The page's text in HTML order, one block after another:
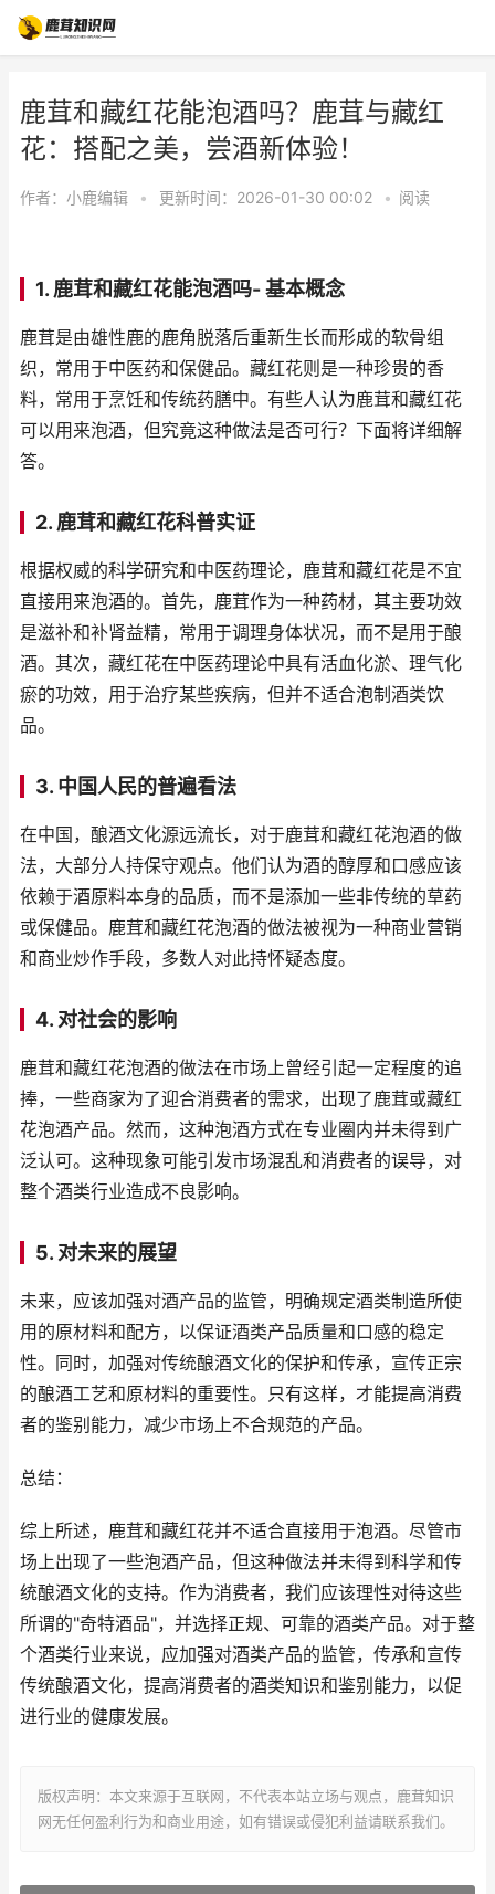
鹿茸和藏红花能泡酒吗？鹿茸与藏红
花：搭配之美，尝酒新体验！
作者： 小鹿编辑 • 更新时间：2026-01-30 00:02 • 阅读
1. 鹿茸和藏红花能泡酒吗- 基本概念
鹿茸是由雄性鹿的鹿角脱落后重新生长而形成的软骨组
织，常用于中医药和保健品。藏红花则是一种珍贵的香
料，常用于烹饪和传统药膳中。有些人认为鹿茸和藏红花
可以用来泡酒，但究竟这种做法是否可行？下面将详细解
答。
2. 鹿茸和藏红花科普实证
根据权威的科学研究和中医药理论，鹿茸和藏红花是不宜
直接用来泡酒的。首先，鹿茸作为一种药材，其主要功效
是滋补和补肾益精，常用于调理身体状况，而不是用于酿
酒。其次，藏红花在中医药理论中具有活血化淤、理气化
瘀的功效，用于治疗某些疾病，但并不适合泡制酒类饮
品。
3. 中国人民的普遍看法
在中国，酿酒文化源远流长，对于鹿茸和藏红花泡酒的做
法，大部分人持保守观点。他们认为酒的醇厚和口感应该
依赖于酒原料本身的品质，而不是添加一些非传统的草药
或保健品。鹿茸和藏红花泡酒的做法被视为一种商业营销
和商业炒作手段，多数人对此持怀疑态度。
4. 对社会的影响
鹿茸和藏红花泡酒的做法在市场上曾经引起一定程度的追
捧，一些商家为了迎合消费者的需求，出现了鹿茸或藏红
花泡酒产品。然而，这种泡酒方式在专业圈内并未得到广
泛认可。这种现象可能引发市场混乱和消费者的误导，对
整个酒类行业造成不良影响。
5. 对未来的展望
未来，应该加强对酒产品的监管，明确规定酒类制造所使
用的原材料和配方，以保证酒类产品质量和口感的稳定
性。同时，加强对传统酿酒文化的保护和传承，宣传正宗
的酿酒工艺和原材料的重要性。只有这样，才能提高消费
者的鉴别能力，减少市场上不合规范的产品。
总结：
综上所述，鹿茸和藏红花并不适合直接用于泡酒。尽管市
场上出现了一些泡酒产品，但这种做法并未得到科学和传
统酿酒文化的支持。作为消费者，我们应该理性对待这些
所谓的"奇特酒品"，并选择正规、可靠的酒类产品。对于整
个酒类行业来说，应加强对酒类产品的监管，传承和宣传
传统酿酒文化，提高消费者的酒类知识和鉴别能力，以促
进行业的健康发展。
版权声明：本文来源于互联网，不代表本站立场与观点，鹿茸知识
网无任何盈利行为和商业用途，如有错误或侵犯利益请联系我们。